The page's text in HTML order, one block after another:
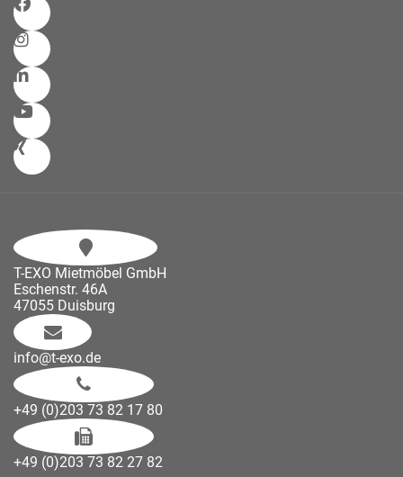
T-EXO Mietmöbel GmbH
Eschenstr. 46A
47055 Duisburg
info@t-exo.de
+49 (0)203 73 82 17 80
+49 (0)203 73 82 27 82